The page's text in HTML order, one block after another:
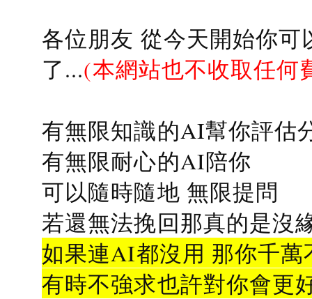
各位朋友 從今天開始你
了...(本網站也不收取任何
有無限知識的AI幫你評估
有無限耐心的AI陪你
可以隨時隨地 無限提問
若還無法挽回那真的是沒
如果連AI都沒用 那你千
有時不強求也許對你會更